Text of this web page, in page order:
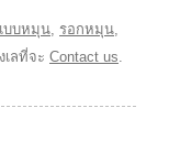
บบหมุน, รอกหมุน,
เลที่จะ Contact us.